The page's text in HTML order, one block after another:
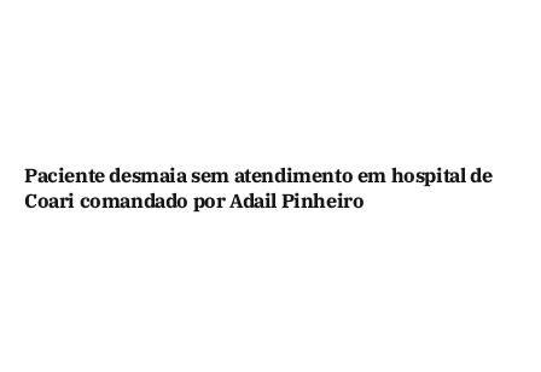
Paciente desmaia sem atendimento em hospital de
Coari comandado por Adail Pinheiro